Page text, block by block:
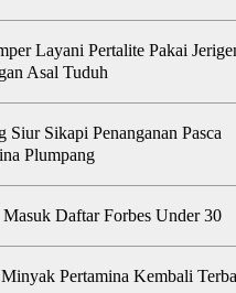
Layani Pertalite Pakai
Asal Tuduh
Siur Sikapi Penanganan Pasca
Plumpang
Daftar Forbes Under 30
Pertamina Kembali